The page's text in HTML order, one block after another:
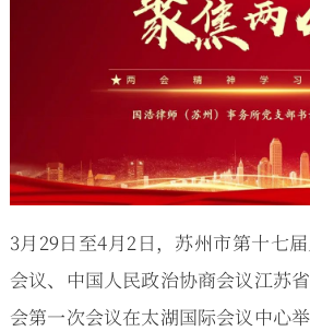
3月29日至4月2日，苏州市第十七
会议、中国人民政治协商会议江苏
会第一次会议在太湖国际会议中心